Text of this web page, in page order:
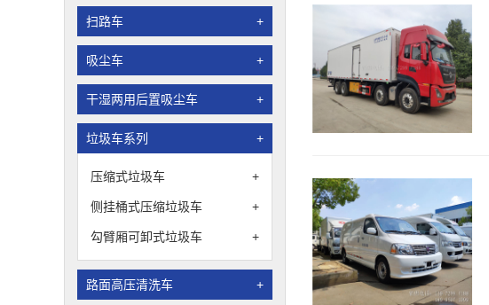
扫路车 +
吸尘车 +
干湿两用后置吸尘车 +
垃圾车系列 +
压缩式垃圾车 +
侧挂桶式压缩垃圾车 +
勾臂厢可卸式垃圾车 +
路面高压清洗车 +